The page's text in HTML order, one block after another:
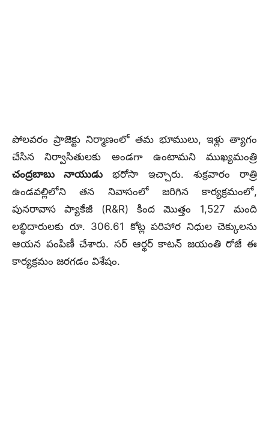
పోలవరం ప్రాజెక్టు నిర్మాణంలో తమ భూములు, ఇళ్లు త్యాగం
చేసిన నిర్వాసితులకు అండగా ఉంటామని ముఖ్యమంత్రి
చంద్రబాబు నాయుడు భరోసా ఇచ్చారు. శుక్రవారం రాత్రి
ఉండవల్లిలోని తన నివాసంలో జరిగిన కార్యక్రమంలో,
పునరావాస ప్యాకేజీ (R&R) కింద మొత్తం 1,527 మంది
లబ్ధిదారులకు రూ. 306.61 కోట్ల పరిహార నిధుల చెక్కులను
ఆయన పంపిణీ చేశారు. సర్ ఆర్థర్ కాటన్ జయంతి రోజే ఈ
కార్యక్రమం జరగడం విశేషం.